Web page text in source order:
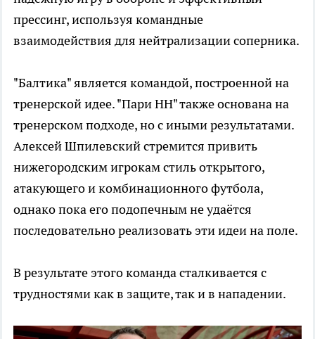
прессинг, используя командные
взаимодействия для нейтрализации соперника.
"Балтика" является командой, построенной на
тренерской идее. "Пари НН" также основана на
тренерском подходе, но с иными результатами.
Алексей Шпилевский стремится привить
нижегородским игрокам стиль открытого,
атакующего и комбинационного футбола,
однако пока его подопечным не удаётся
последовательно реализовать эти идеи на поле.
В результате этого команда сталкивается с
трудностями как в защите, так и в нападении.